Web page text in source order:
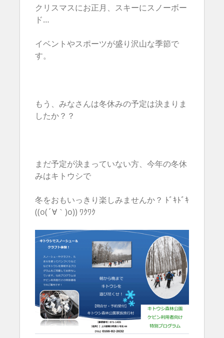
クリスマスにお正月、スキーにスノーボー
ド…
イベントやスポーツが盛り沢山な季節で
す。
もう、みなさんは冬休みの予定は決まりま
したか？？
まだ予定が決まっていない方、今年の冬休
みはキトウシで
冬をおもいっきり楽しみませんか？ ﾄﾞｷﾄﾞｷ
((o(´∀｀)o)) ﾜｸﾜｸ